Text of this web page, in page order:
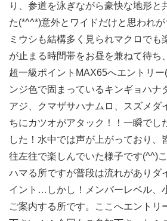
り、参道を泳ぎながら豪快な地形と
た(*^^*)意外とワイドだけと思われ
ミウシも結構多く見られマクロでも
が止まる時間帯をお昼を兼ねて待ち
超一級ポイントMAX65へエントリ
ンジ色で固まっているキンギョハナ
アジ、クマザサハナムロ、スズメダ
ちにカツオがアタック！！一瞬でし
した！水中では声が上がっており、
往左往で楽しんでいた様子です(^^)
ハマる所ですが普段は流れがありダ
イント…しかし！メンバーレベル、
ご案内する所です。ここへエントリ